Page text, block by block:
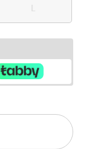
L
L